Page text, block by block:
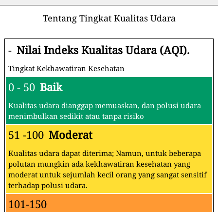
Tentang Tingkat Kualitas Udara
- Nilai Indeks Kualitas Udara (AQI).
Tingkat Kekhawatiran Kesehatan
0 - 50 Baik
Kualitas udara dianggap memuaskan, dan polusi udara
menimbulkan sedikit atau tanpa risiko
51 -100 Moderat
Kualitas udara dapat diterima; Namun, untuk beberapa
polutan mungkin ada kekhawatiran kesehatan yang
moderat untuk sejumlah kecil orang yang sangat sensitif
terhadap polusi udara.
101-150